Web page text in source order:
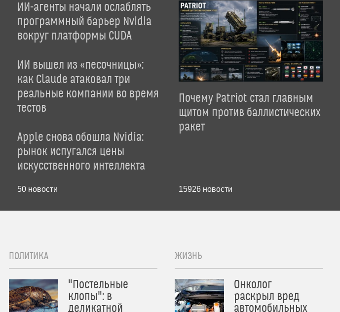
ИИ-агенты начали ослаблять
программный барьер Nvidia
вокруг платформы CUDA
ИИ вышел из «песочницы»:
как Claude атаковал три
реальные компании во время
тестов
Apple снова обошла Nvidia:
рынок испугался цены
искусственного интеллекта
50 новости
Почему Patriot стал главным
щитом против баллистических
ракет
15926 новости
ПОЛИТИКА
"Постельные
клопы": в
деликатной
ЖИЗНЬ
Онколог
раскрыл вред
автомобильных